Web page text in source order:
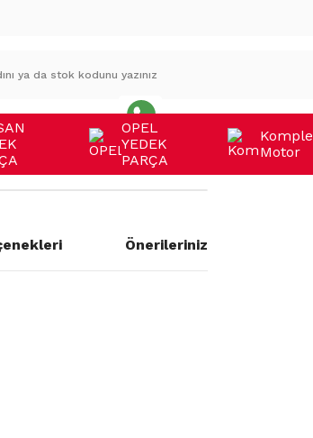
OPEL
YEDEK
PARÇA
Komple
Motor
Önerileriniz